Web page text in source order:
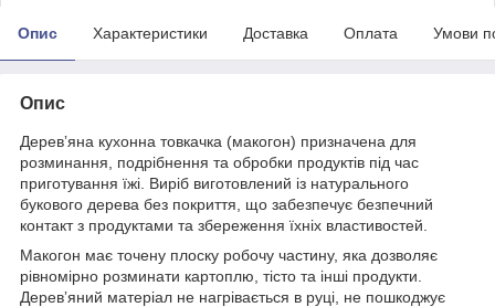
Опис Характеристики Доставка Оплата Умови
Опис
Деревʼяна кухонна товкачка (макогон) призначена для
розминання, подрібнення та обробки продуктів під час
приготування їжі. Виріб виготовлений із натурального
букового дерева без покриття, що забезпечує безпечний
контакт з продуктами та збереження їхніх властивостей.
Макогон має точену плоску робочу частину, яка дозволяє
рівномірно розминати картоплю, тісто та інші продукти.
Деревʼяний матеріал не нагрівається в руці, не пошкоджує